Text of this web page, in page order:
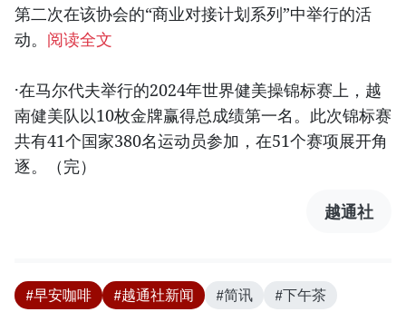
第二次在该协会的“商业对接计划系列”中举行的活
动。 阅读全文
·在马尔代夫举行的2024年世界健美操锦标赛上，越
南健美队以10枚金牌赢得总成绩第一名。此次锦标赛
共有41个国家380名运动员参加，在51个赛项展开角
逐。（完）
越通社
#早安咖啡 #越通社新闻 #简讯 #下午茶